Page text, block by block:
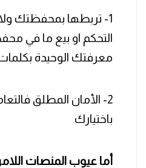
1- تربطها بمحفظتك
التحكم او بيع ما في
معرفتك الوحيدة
2- الأمان المطلق
باختيارك.
أما عيوب المنصات